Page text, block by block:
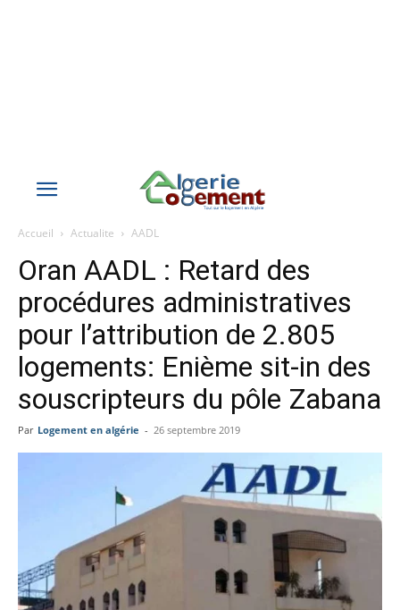
Accueil Actualite AADL
Oran AADL : Retard des
procédures administratives
pour l’attribution de 2.805
logements: Enième sit-in des
souscripteurs du pôle Zabana
Par Logement en algérie - 26 septembre 2019